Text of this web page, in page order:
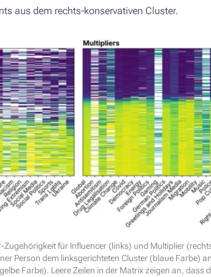
aus dem rechts-konservativen Cluster.
für Influencer (links) und Multiplier
Person dem linksgerichteten Cluster (blaue Farbe)
Farbe). Leere Zeilen in der Matrix zeigen an, dass